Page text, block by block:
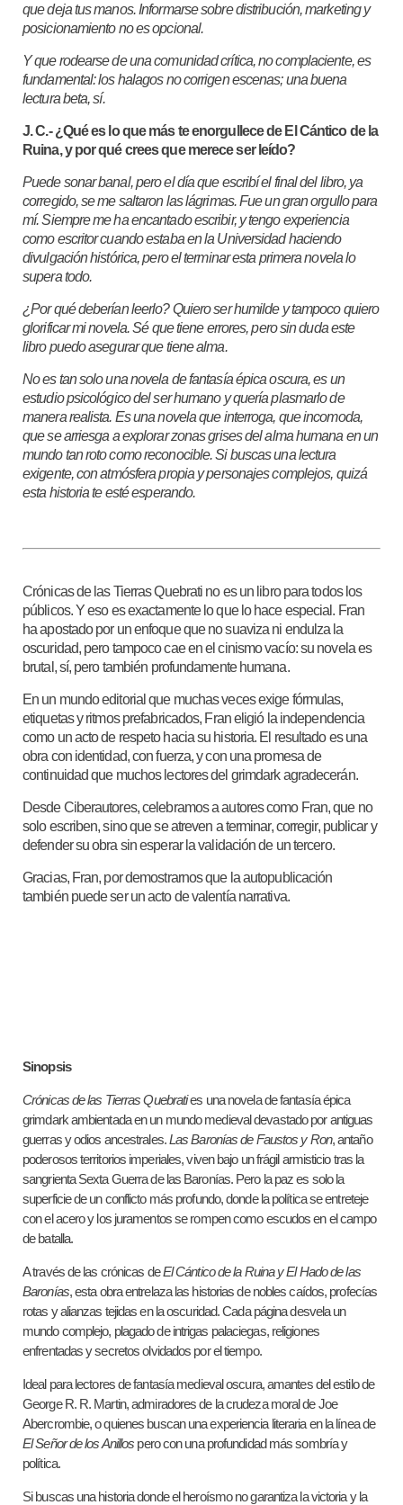
que deja tus manos. Informarse sobre distribución, marketing y
posicionamiento no es opcional.
Y que rodearse de una comunidad crítica, no complaciente, es
fundamental: los halagos no corrigen escenas; una buena
lectura beta, sí.
J. C.- ¿Qué es lo que más te enorgullece de El Cántico de la
Ruina, y por qué crees que merece ser leído?
Puede sonar banal, pero el día que escribí el final del libro, ya
corregido, se me saltaron las lágrimas. Fue un gran orgullo para
mí. Siempre me ha encantado escribir, y tengo experiencia
como escritor cuando estaba en la Universidad haciendo
divulgación histórica, pero el terminar esta primera novela lo
supera todo.
¿Por qué deberían leerlo? Quiero ser humilde y tampoco quiero
glorificar mi novela. Sé que tiene errores, pero sin duda este
libro puedo asegurar que tiene alma.
No es tan solo una novela de fantasía épica oscura, es un
estudio psicológico del ser humano y quería plasmarlo de
manera realista. Es una novela que interroga, que incomoda,
que se arriesga a explorar zonas grises del alma humana en un
mundo tan roto como reconocible. Si buscas una lectura
exigente, con atmósfera propia y personajes complejos, quizá
esta historia te esté esperando.
Crónicas de las Tierras Quebrati no es un libro para todos los
públicos. Y eso es exactamente lo que lo hace especial. Fran
ha apostado por un enfoque que no suaviza ni endulza la
oscuridad, pero tampoco cae en el cinismo vacío: su novela es
brutal, sí, pero también profundamente humana.
En un mundo editorial que muchas veces exige fórmulas,
etiquetas y ritmos prefabricados, Fran eligió la independencia
como un acto de respeto hacia su historia. El resultado es una
obra con identidad, con fuerza, y con una promesa de
continuidad que muchos lectores del grimdark agradecerán.
Desde Ciberautores, celebramos a autores como Fran, que no
solo escriben, sino que se atreven a terminar, corregir, publicar y
defender su obra sin esperar la validación de un tercero.
Gracias, Fran, por demostrarnos que la autopublicación
también puede ser un acto de valentía narrativa.
Sinopsis
Crónicas de las Tierras Quebraties una novela de fantasía épica
grimdark ambientada en un mundo medieval devastado por antiguas
guerras y odios ancestrales.Las Baronías de Faustos y Ron, antaño
poderosos territorios imperiales, viven bajo un frágil armisticio tras la
sangrienta Sexta Guerra de las Baronías. Pero la paz es solo la
superficie de un conflicto más profundo, donde la política se entreteje
con el acero y los juramentos se rompen como escudos en el campo
de batalla.
A través de las crónicas deEl Cántico de la Ruina y El Hado de las
Baronías, esta obra entrelaza las historias de nobles caídos, profecías
rotas y alianzas tejidas en la oscuridad. Cada página desvela un
mundo complejo, plagado de intrigas palaciegas, religiones
enfrentadas y secretos olvidados por el tiempo.
Ideal para lectores de fantasía medieval oscura, amantes del estilo de
George R. R. Martin, admiradores de la crudeza moral de Joe
Abercrombie, o quienes buscan una experiencia literaria en la línea de
El Señor de los Anillos pero con una profundidad más sombría y
política.
Si buscas una historia donde el heroísmo no garantiza la victoria y la